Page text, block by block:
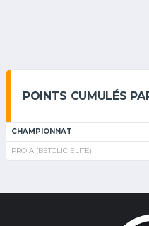
POINTS CUMULÉS
CHAMPIONNAT
PRO A (BETCLIC ELITE)